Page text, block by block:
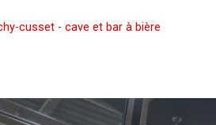
cusset - cave et bar à bière